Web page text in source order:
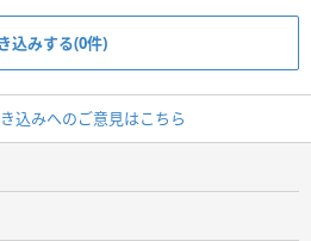
込みする(0件)
込みへのご意見はこちら